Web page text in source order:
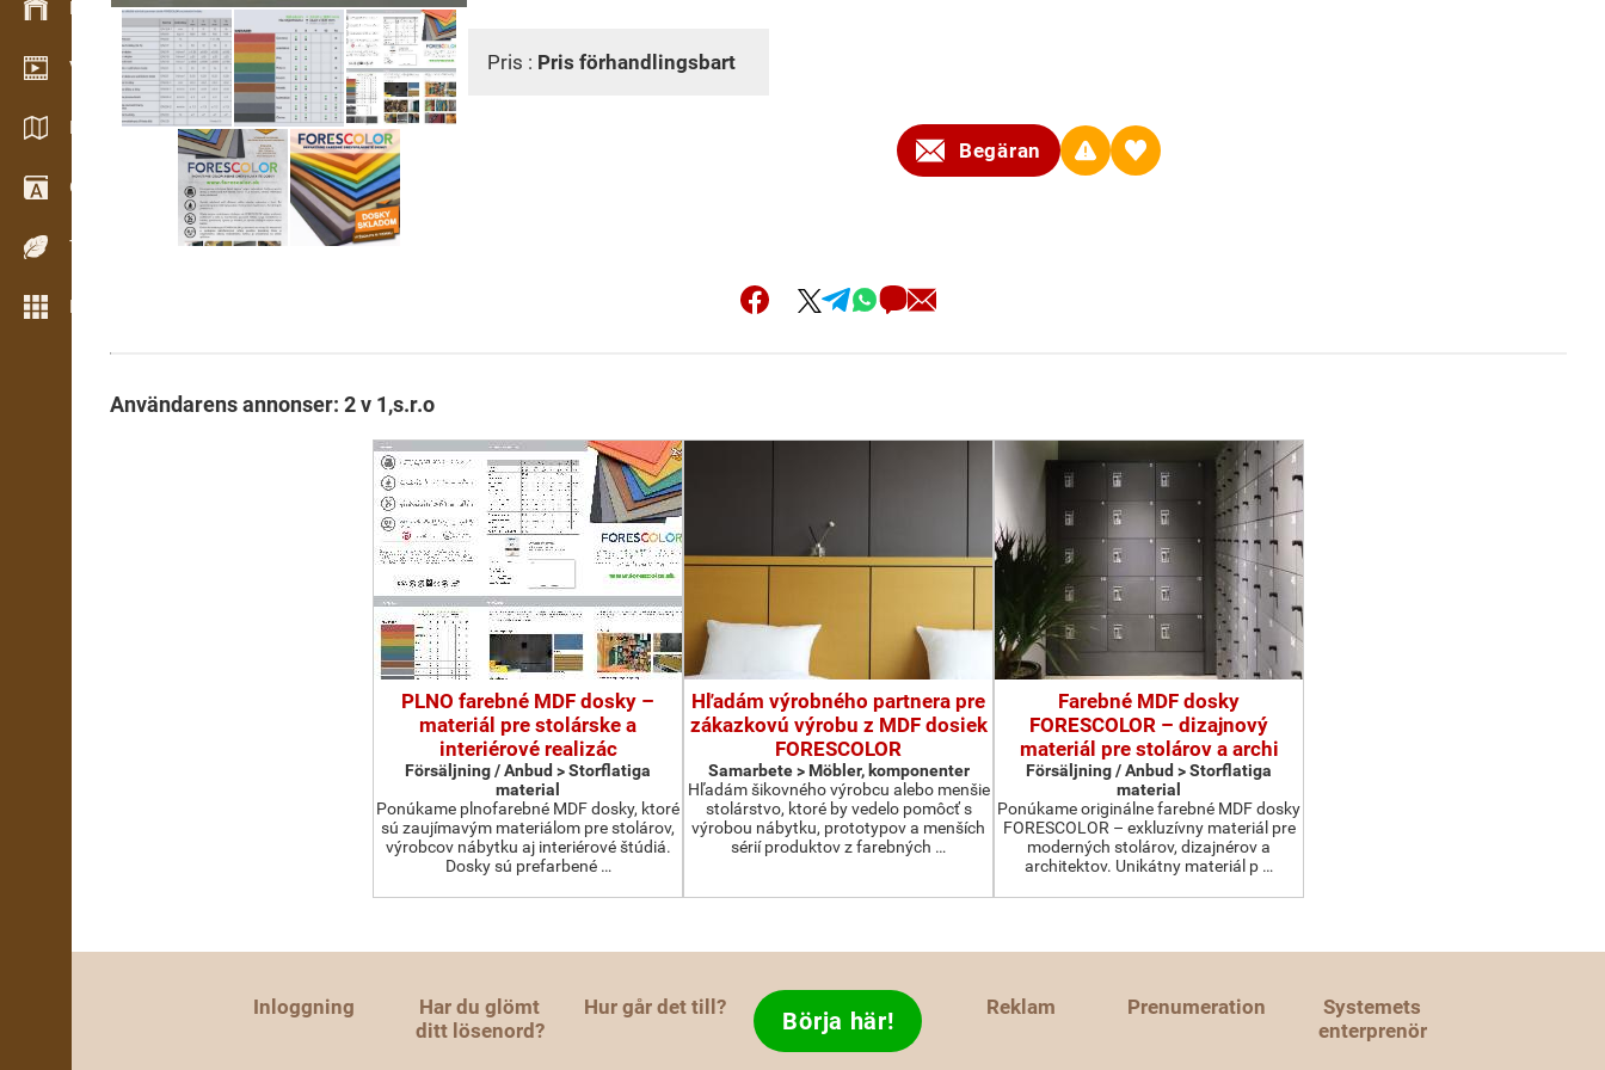
Lagerhantering
Videoshowroom
Kataloger / Broschyrer
Ordbok
Träslag
Fler verktyg
Pris : Pris förhandlingsbart
Begäran
Användarens annonser: 2 v 1,s.r.o
PLNO farebné MDF dosky –
materiál pre stolárske a
interiérové realizác
Försäljning / Anbud > Storflatiga
material
Ponúkame plnofarebné MDF dosky, ktoré
sú zaujímavým materiálom pre stolárov,
výrobcov nábytku aj interiérové štúdiá.
Dosky sú prefarbené …
Hľadám výrobného partnera pre
zákazkovú výrobu z MDF dosiek
FORESCOLOR
Samarbete > Möbler, komponenter
Hľadám šikovného výrobcu alebo menšie
stolárstvo, ktoré by vedelo pomôcť s
výrobou nábytku, prototypov a menších
sérií produktov z farebných …
Farebné MDF dosky
FORESCOLOR – dizajnový
materiál pre stolárov a archi
Försäljning / Anbud > Storflatiga
material
Ponúkame originálne farebné MDF dosky
FORESCOLOR – exkluzívny materiál pre
moderných stolárov, dizajnérov a
architektov. Unikátny materiál p …
Inloggning
Har du glömt
ditt lösenord?
Hur går det till? Börja här! Reklam Prenumeration
Systemets
enterprenör